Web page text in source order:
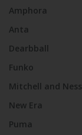
Amphora
Anta
Dearbball
Funko
Mitchell and Ness
New Era
Puma